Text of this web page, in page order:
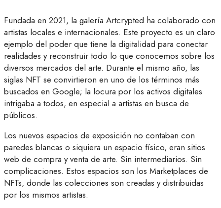
Fundada en 2021, la galería Artcrypted ha colaborado con
artistas locales e internacionales. Este proyecto es un claro
ejemplo del poder que tiene la digitalidad para conectar
realidades y reconstruir todo lo que conocemos sobre los
diversos mercados del arte. Durante el mismo año, las
siglas NFT se convirtieron en uno de los términos más
buscados en Google; la locura por los activos digitales
intrigaba a todos, en especial a artistas en busca de
públicos.
Los nuevos espacios de exposición no contaban con
paredes blancas o siquiera un espacio físico, eran sitios
web de compra y venta de arte. Sin intermediarios. Sin
complicaciones. Estos espacios son los Marketplaces de
NFTs, donde las colecciones son creadas y distribuidas
por los mismos artistas.